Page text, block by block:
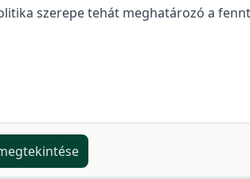
szerepe tehát meghatározó a